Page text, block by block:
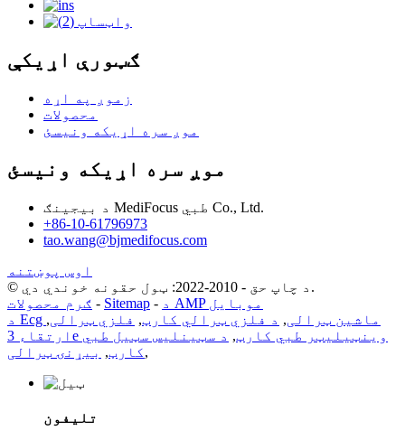
ګټورې اړیکې
زموږ په اړه
محصولات
موږ سره اړیکه ونیسئ
موږ سره اړیکه ونیسئ
د بیجینګ MediFocus طبي Co., Ltd.
+86-10-61796973
tao.wang@bjmedifocus.com
اوس پوښتنه
© د چاپ حق - 2010-2022: ټول حقونه خوندي دي.
ګرم محصولات - Sitemap -
د AMP موبایل
د Ecg ماشین ټرالی, د فلزي ټرالي کارټ, فلزي ټرالی,
ارتقاء 3e وینټیلیټر طبي کارټ, د سټینلیس سټیل طبي
کارټ, بیړنۍ ټرالی ,
تلیفون